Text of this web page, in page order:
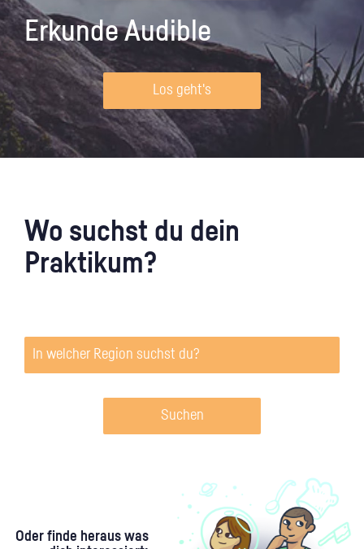
Erkunde Audible
Los geht's
Wo suchst du dein
Praktikum?
Suchen
Oder finde heraus was